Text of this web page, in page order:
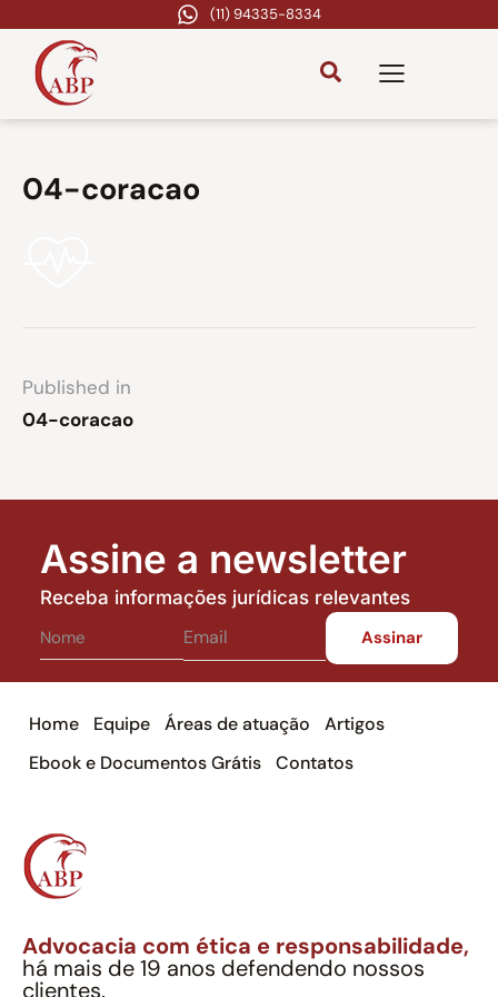
(11) 94335-8334
04-coracao
Published in
04-coracao
Assine a newsletter
Receba informações jurídicas relevantes
Home Equipe Áreas de atuação
Artigos
Ebook e Documentos Grátis
Contatos
Advocacia com ética e responsabilidade,
há mais de 19 anos defendendo nossos
clientes.